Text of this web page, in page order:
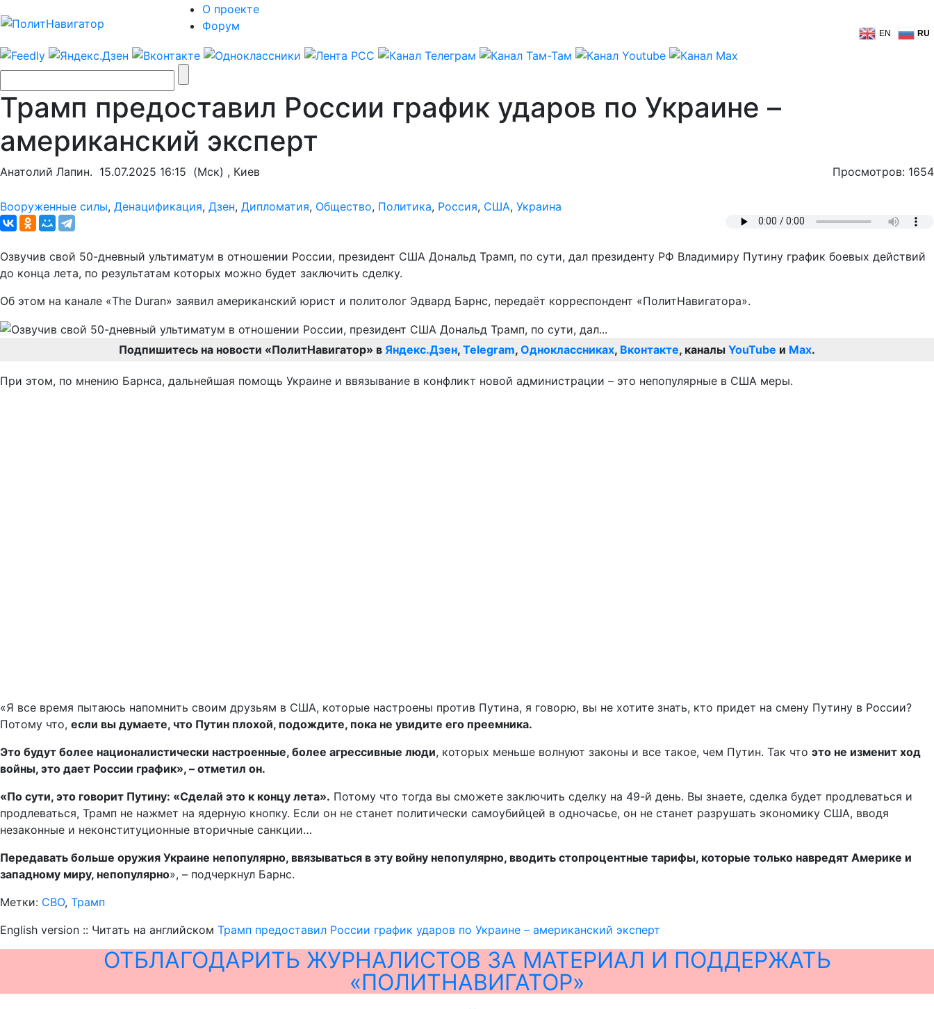
О проекте
Форум
EN RU
Трамп предоставил России график ударов по Украине –
американский эксперт
Анатолий Лапин. 15.07.2025 16:15 (Мск) , Киев Просмотров: 1654
Вооруженные силы, Денацификация, Дзен, Дипломатия, Общество, Политика, Россия, США, Украина
Озвучив свой 50-дневный ультиматум в отношении России, президент США Дональд Трамп, по сути, дал президенту РФ Владимиру Путину график боевых действий
до конца лета, по результатам которых можно будет заключить сделку.
Об этом на канале «The Duran» заявил американский юрист и политолог Эдвард Барнс, передаёт корреспондент «ПолитНавигатора».
Подпишитесь на новости «ПолитНавигатор» в Яндекс.Дзен, Telegram, Одноклассниках, Вконтакте, каналы YouTube и Max.
При этом, по мнению Барнса, дальнейшая помощь Украине и ввязывание в конфликт новой администрации – это непопулярные в США меры.
«Я все время пытаюсь напомнить своим друзьям в США, которые настроены против Путина, я говорю, вы не хотите знать, кто придет на смену Путину в России?
Потому что, если вы думаете, что Путин плохой, подождите, пока не увидите его преемника.
Это будут более националистически настроенные, более агрессивные люди, которых меньше волнуют законы и все такое, чем Путин. Так что это не изменит ход
войны, это дает России график», – отметил он.
«По сути, это говорит Путину: «Сделай это к концу лета». Потому что тогда вы сможете заключить сделку на 49-й день. Вы знаете, сделка будет продлеваться и
продлеваться, Трамп не нажмет на ядерную кнопку. Если он не станет политически самоубийцей в одночасье, он не станет разрушать экономику США, вводя
незаконные и неконституционные вторичные санкции…
Передавать больше оружия Украине непопулярно, ввязываться в эту войну непопулярно, вводить стопроцентные тарифы, которые только навредят Америке и
западному миру, непопулярно», – подчеркнул Барнс.
Метки: СВО, Трамп
English version :: Читать на английском Трамп предоставил России график ударов по Украине – американский эксперт
ОТБЛАГОДАРИТЬ ЖУРНАЛИСТОВ ЗА МАТЕРИАЛ И ПОДДЕРЖАТЬ
«ПОЛИТНАВИГАТОР»